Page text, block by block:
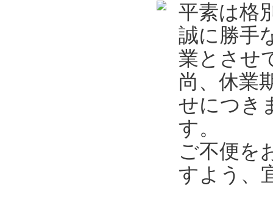
平素は格
誠に勝手
業とさせ
尚、休業
せにつき
す。
ご不便を
すよう、